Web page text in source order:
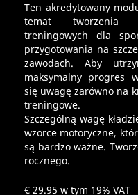
Ten akredytowany
temat tworzenia
treningowych dla
przygotowania na
zawodach. Aby
maksymalny progres
się uwagę zarówno na
treningowe.
Szczególną wagę
wzorce motoryczne,
są bardzo ważne.
rocznego.
€ 29.95 w tym 19% VAT